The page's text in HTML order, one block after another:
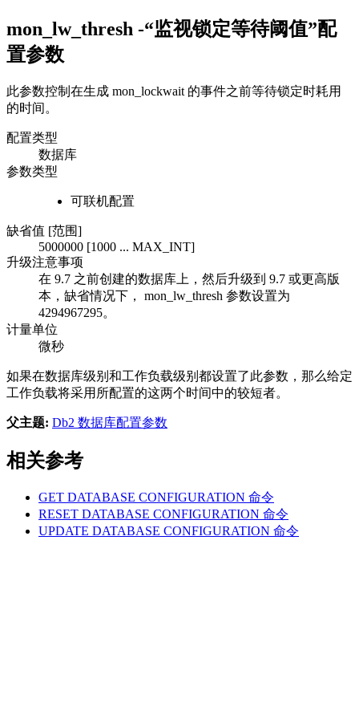
mon_lw_thresh -“监视锁定等待阈值”配
置参数
此参数控制在生成 mon_lockwait 的事件之前等待锁定时耗用
的时间。
配置类型
数据库
参数类型
可联机配置
缺省值 [范围]
5000000 [1000 ... MAX_INT]
升级注意事项
在 9.7 之前创建的数据库上，然后升级到 9.7 或更高版
本，缺省情况下， mon_lw_thresh 参数设置为
4294967295。
计量单位
微秒
如果在数据库级别和工作负载级别都设置了此参数，那么给定
工作负载将采用所配置的这两个时间中的较短者。
父主题: Db2 数据库配置参数
相关参考
GET DATABASE CONFIGURATION 命令
RESET DATABASE CONFIGURATION 命令
UPDATE DATABASE CONFIGURATION 命令